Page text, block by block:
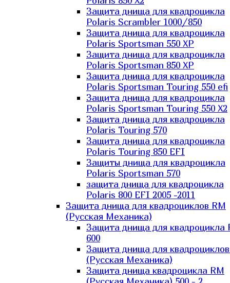
Защита днища для квадроцикла
Polaris Scrambler 1000/850
Защита днища для квадроцикла
Polaris Sportsman 550 XP
Защита днища для квадроцикла
Polaris Sportsman 850 XP
Защита днища для квадроцикла
Polaris Sportsman Touring 550 efi
Защита днища для квадроцикла
Polaris Sportsman Touring 550 X2
Защита днища для квадроцикла
Polaris Touring 570
Защита днища для квадроцикла
Polaris Touring 850 EFI
Защиты днища для квадроцикла
Polaris Sportsman 570
защита днища для квадроцикла
Polaris 800 EFI 2005 -2011
Защита днища для квадроциклов RM
(Русская Механика)
Защита днища для квадроцикла
600
Защита днища для
(Русская Механика)
Защита днища квадроцикла RM